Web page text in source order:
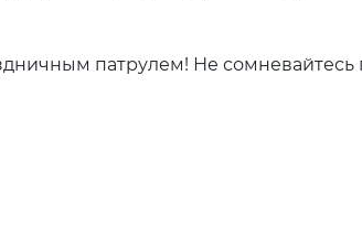
патрулем! Не сомневайтесь